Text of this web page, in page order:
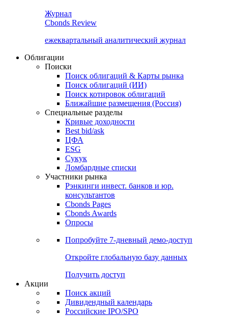
Журнал
Cbonds Review
ежеквартальный аналитический журнал
Облигации
Поиски
Поиск облигаций & Карты рынка
Поиск облигаций (ИИ)
Поиск котировок облигаций
Ближайшие размещения (Россия)
Специальные разделы
Кривые доходности
Best bid/ask
ЦФА
ESG
Сукук
Ломбардные списки
Участники рынка
Рэнкинги инвест. банков и юр.
консультантов
Cbonds Pages
Cbonds Awards
Опросы
Попробуйте 7-дневный демо-доступ
Откройте глобальную базу данных
Получить доступ
Акции
Поиск акций
Дивидендный календарь
Российские IPO/SPO